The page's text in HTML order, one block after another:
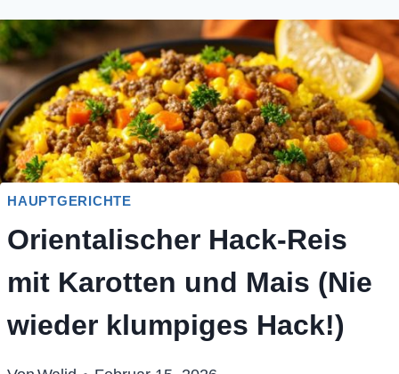
HAUPTGERICHTE
Orientalischer Hack-Reis
mit Karotten und Mais (Nie
wieder klumpiges Hack!)